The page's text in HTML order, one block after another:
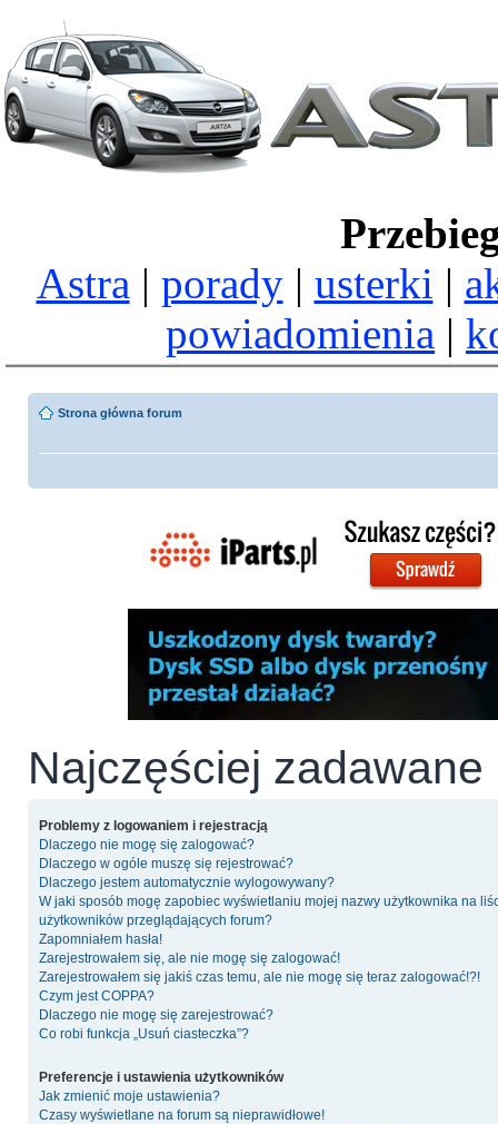
Astra | porady| usterki |
powiadomienia |
Strona główna forum
Najczęściej zadawane
Problemy z logowaniem i rejestracją
Dlaczego nie mogę się zalogować?
Dlaczego w ogóle muszę się rejestrować?
Dlaczego jestem automatycznie wylogowywany?
W jaki sposób mogę zapobiec wyświetlaniu mojej nazwy użytkownika na
użytkowników przeglądających forum?
Zapomniałem hasła!
Zarejestrowałem się, ale nie mogę się zalogować!
Zarejestrowałem się jakiś czas temu, ale nie mogę się teraz zalogować!?!
Czym jest COPPA?
Dlaczego nie mogę się zarejestrować?
Co robi funkcja „Usuń ciasteczka”?
Preferencje i ustawienia użytkowników
Jak zmienić moje ustawienia?
Czasy wyświetlane na forum są nieprawidłowe!